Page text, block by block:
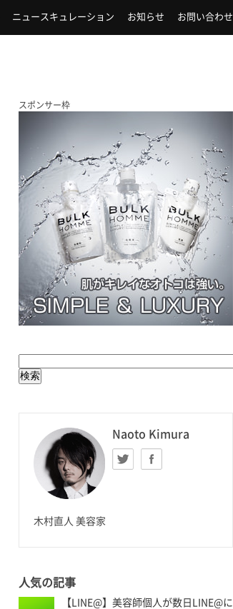
ニュースキュレーション お知らせ お問い合わせ
スポンサー枠
Naoto Kimura
木村直人 美容家
人気の記事
【LINE@】美容師個人が数日LINE@に